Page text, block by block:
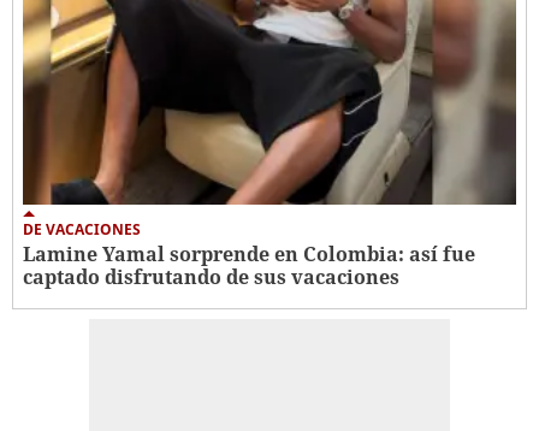
DE VACACIONES
Lamine Yamal sorprende en Colombia: así fue
captado disfrutando de sus vacaciones